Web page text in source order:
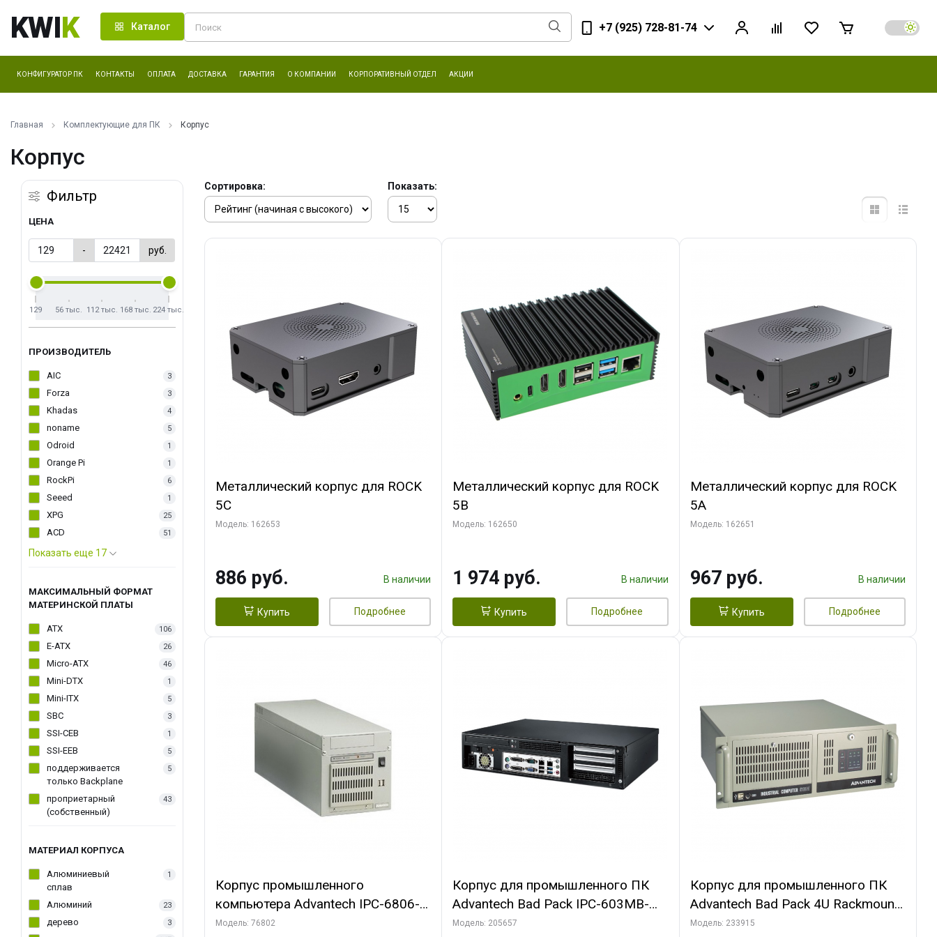
KWIK Каталог +7 (925) 728-81-74
КОНФИГУРАТОР ПК КОНТАКТЫ ОПЛАТА ДОСТАВКА ГАРАНТИЯ О КОМПАНИИ КОРПОРАТИВНЫЙ ОТДЕЛ АКЦИИ
Главная Комплектующие для ПК Корпус
Корпус
Фильтр
ЦЕНА
- руб.
129 56 тыс. 112 тыс. 168 тыс. 224 тыс.
ПРОИЗВОДИТЕЛЬ
AIC 3
Forza 3
Khadas 4
noname 5
Odroid 1
Orange Pi 1
RockPi 6
Seeed 1
XPG 25
ACD 51
Показать еще 17
МАКСИМАЛЬНЫЙ ФОРМАТ
МАТЕРИНСКОЙ ПЛАТЫ
ATX 106
E-ATX 26
Micro-ATX 46
Mini-DTX 1
Mini-ITX 5
SBC 3
SSI-CEB 1
SSI-EEB 5
поддерживается
только Backplane
5
проприетарный
(собственный)
43
МАТЕРИАЛ КОРПУСА
Алюминиевый
сплав
1
Алюминий 23
дерево 3
Сортировка: Показать:
Металлический корпус для ROCK
5C
Модель: 162653
886 руб. В наличии
Купить Подробнее
Металлический корпус для ROCK
5B
Модель: 162650
1 974 руб. В наличии
Купить Подробнее
Металлический корпус для ROCK
5A
Модель: 162651
967 руб. В наличии
Купить Подробнее
Корпус промышленного
компьютера Advantech IPC-6806-
25F, 6 слотов, 250W PSU, Отсеки:
Модель: 76802
Корпус для промышленного ПК
Advantech Bad Pack IPC-603MB-
35C Корпус 2U 3-Slot Rackmount
Модель: 205657
Корпус для промышленного ПК
Advantech Bad Pack 4U Rackmount
Chassis ATX IPC-610BP-50HD
Модель: 233915